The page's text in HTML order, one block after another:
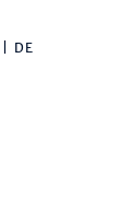
| DE